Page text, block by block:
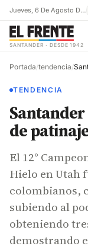
Jueves, 6 De Agosto De 2026
SANTANDER · DESDE 1942
Portada/tendencia/
TENDENCIA
de
El 12°
Hielo en Utah
colombianos,
subiendo al
obteniendo
demostrando